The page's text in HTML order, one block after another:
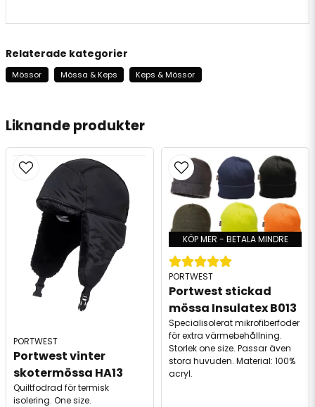
Liknande produkter
PORTWEST
Portwest vinter
skotermössa HA13
Quiltfodrad för termisk
isolering. One size.
KÖP MER - BETALA MINDRE
PORTWEST
Portwest stickad
mössa Insulatex B013
Specialisolerat mikrofiberfoder
för extra värmebehållning.
Storlek one size. Passar även
stora huvuden. Material: 100%
acryl.
Relaterade kategorier
Mössor Mössa & Keps Keps & Mössor